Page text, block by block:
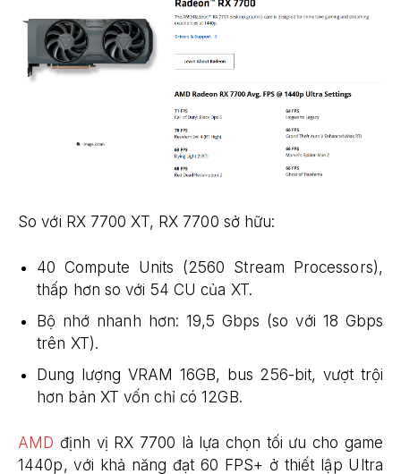
So với RX 7700 XT, RX 7700 sở hữu:
40 Compute Units (2560 Stream Processors),
thấp hơn so với 54 CU của XT.
Bộ nhớ nhanh hơn: 19,5 Gbps (so với 18 Gbps
trên XT).
Dung lượng VRAM 16GB, bus 256-bit, vượt trội
hơn bản XT vốn chỉ có 12GB.
AMD định vị RX 7700 là lựa chọn tối ưu cho game
1440p, với khả năng đạt 60 FPS+ ở thiết lập Ultra